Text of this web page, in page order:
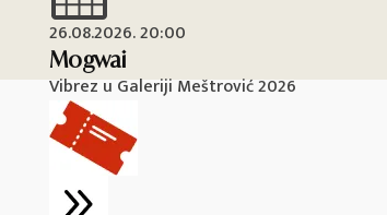
26.08.2026. 20:00
Mogwai
Vibrez u Galeriji Meštrović 2026